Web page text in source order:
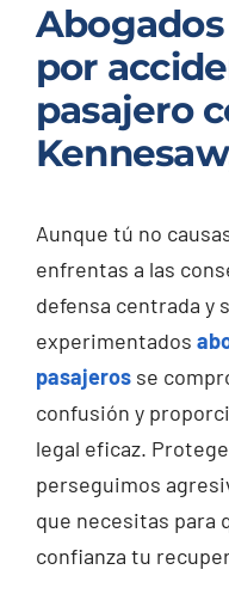
por
pasajero
Aunque tú no
enfrentas a las
defensa centrada y
experimentados
pasajeros se
confusión y
legal eficaz.
perseguimos
que necesitas para
confianza tu